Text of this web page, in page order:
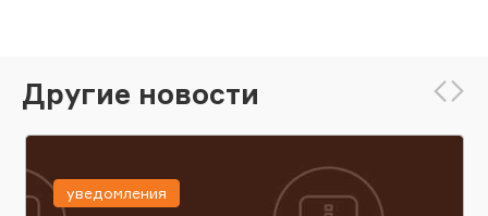
Другие новости
уведомления